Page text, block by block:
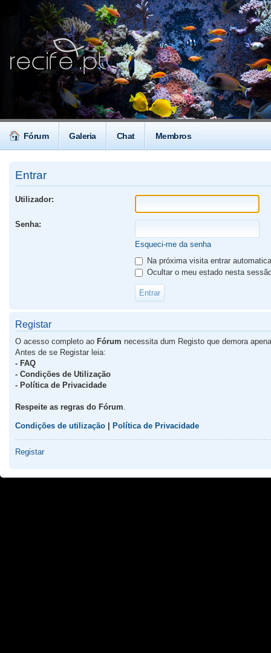
Fórum Galeria Chat Membros
Entrar
Utilizador:
Senha:
Esqueci-me da senha
Na próxima visita entrar
Ocultar o meu estado nesta
Registar
O acesso completo ao Fórum necessita dum Registo que demora
Antes de se Registar leia:
- FAQ
- Condições de Utilização
- Política de Privacidade
Respeite as regras do Fórum
Condições de utilização Política de Privacidade
Registar